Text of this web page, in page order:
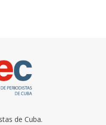
de Cuba.